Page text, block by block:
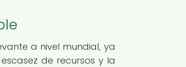
a nivel mundial, ya
de recursos y la